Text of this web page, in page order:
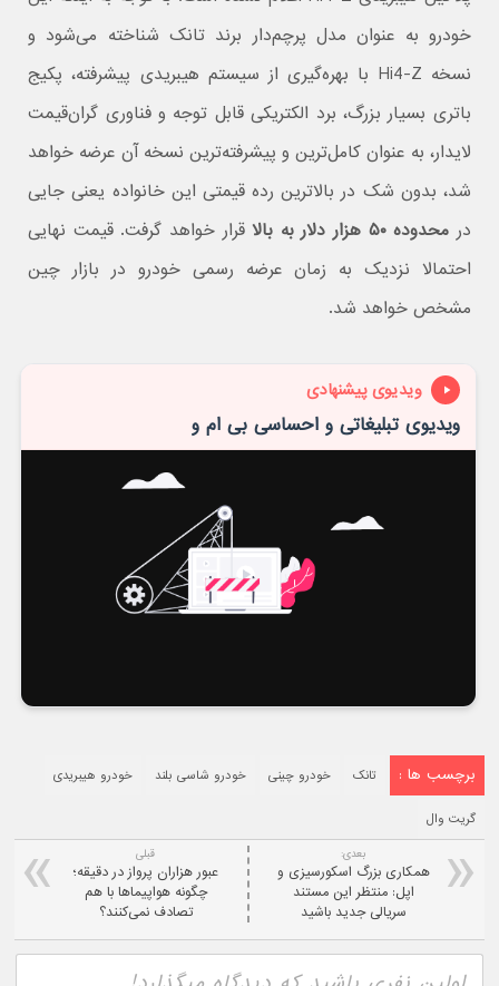
خودرو به عنوان مدل پرچم‌دار برند تانک شناخته می‌شود و
نسخه Hi4-Z با بهره‌گیری از سیستم هیبریدی پیشرفته، پکیج
باتری بسیار بزرگ، برد الکتریکی قابل توجه و فناوری گران‌قیمت
لایدار، به عنوان کامل‌ترین و پیشرفته‌ترین نسخه آن عرضه خواهد
شد، بدون شک در بالاترین رده قیمتی این خانواده یعنی جایی
در محدوده ۵۰ هزار دلار به بالا
قرار خواهد گرفت. قیمت نهایی
احتمالا نزدیک به زمان عرضه رسمی خودرو در بازار چین
مشخص خواهد شد.
ویدیوی پیشنهادی
ویدیوی تبلیغاتی و احساسی بی ام و
برچسب ها : تانک خودرو چینی خودرو شاسی بلند خودرو هیبریدی
گریت وال
قبلی
عبور هزاران پرواز در دقیقه؛
چگونه هواپیماها با هم
تصادف نمی‌کنند؟
بعدی:
همکاری بزرگ اسکورسیزی و
اپل: منتظر این مستند
سریالی جدید باشید